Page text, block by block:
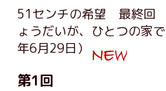
51センチの希望 最終回
ょうだいが、ひとつの家
年6月29日）
第1回